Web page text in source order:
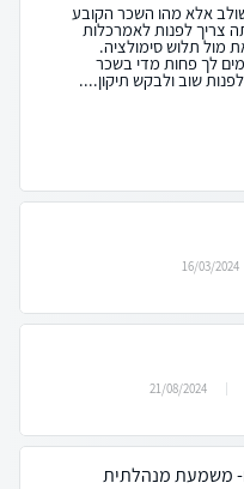
אלא מהו השכר הקובע
צריך לפנות לאמרכלות
מול תלוש סימולציה.
לך פחות מדי בשכר
שוב ולבקש תיקון....
16/03/2024
21/08/2024
משמעת מנהלתית